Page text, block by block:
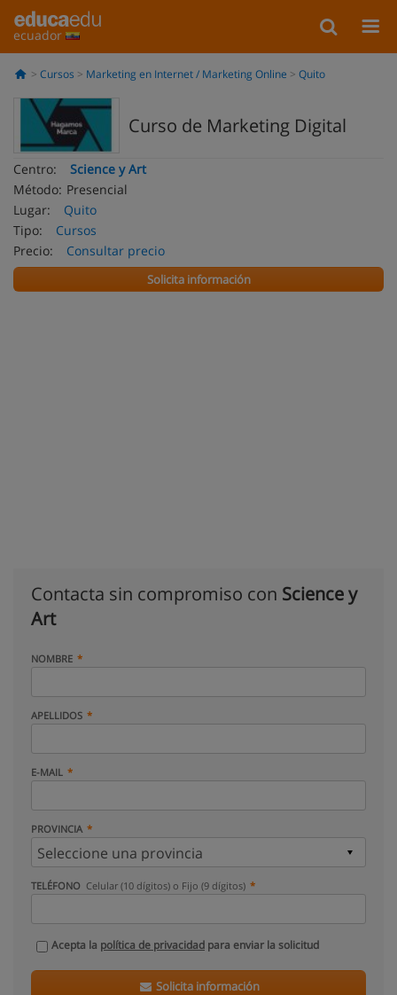
ecuador
Cursos Marketing en Internet / Marketing Online Quito
Curso de Marketing Digital
Centro:
Science y Art
Método: Presencial
Lugar:
Quito
Tipo:
Cursos
Precio:
Consultar precio
Solicita información
Contacta sin compromiso con Science y
Art
NOMBRE
APELLIDOS
E-MAIL
PROVINCIA
TELÉFONO Celular (10 dígitos) o Fijo (9 dígitos)
Acepta la política de privacidad para enviar la solicitud
Solicita información